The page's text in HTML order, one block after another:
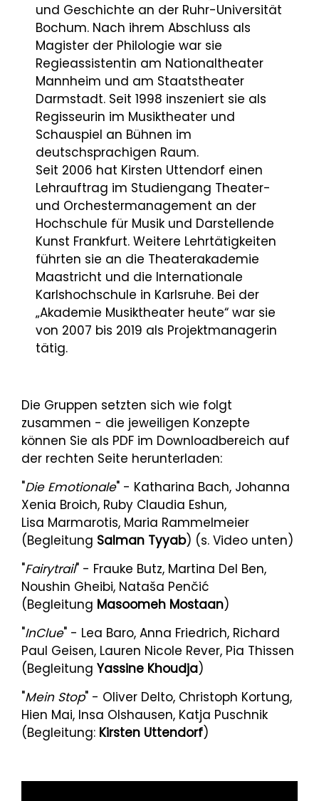
und Geschichte an der Ruhr-Universität
Bochum. Nach ihrem Abschluss als
Magister der Philologie war sie
Regieassistentin am Nationaltheater
Mannheim und am Staatstheater
Darmstadt. Seit 1998 inszeniert sie als
Regisseurin im Musiktheater und
Schauspiel an Bühnen im
deutschsprachigen Raum.
Seit 2006 hat Kirsten Uttendorf einen
Lehrauftrag im Studiengang Theater-
und Orchestermanagement an der
Hochschule für Musik und Darstellende
Kunst Frankfurt. Weitere Lehrtätigkeiten
führten sie an die Theaterakademie
Maastricht und die Internationale
Karlshochschule in Karlsruhe. Bei der
„Akademie Musiktheater heute“ war sie
von 2007 bis 2019 als Projektmanagerin
tätig.
Die Gruppen setzten sich wie folgt
zusammen - die jeweiligen Konzepte
können Sie als PDF im Downloadbereich auf
der rechten Seite herunterladen:
"Die Emotionale" - Katharina Bach, Johanna
Xenia Broich, Ruby Claudia Eshun,
Lisa Marmarotis, Maria Rammelmeier
(Begleitung Salman Tyyab) (s. Video unten)
"Fairytrail" - Frauke Butz, Martina Del Ben,
Noushin Gheibi, Nataša Penčić
(Begleitung Masoomeh Mostaan)
"InClue" - Lea Baro, Anna Friedrich, Richard
Paul Geisen, Lauren Nicole Rever, Pia Thissen
(Begleitung Yassine Khoudja)
"Mein Stop" - Oliver Delto, Christoph Kortung,
Hien Mai, Insa Olshausen, Katja Puschnik
(Begleitung: Kirsten Uttendorf)